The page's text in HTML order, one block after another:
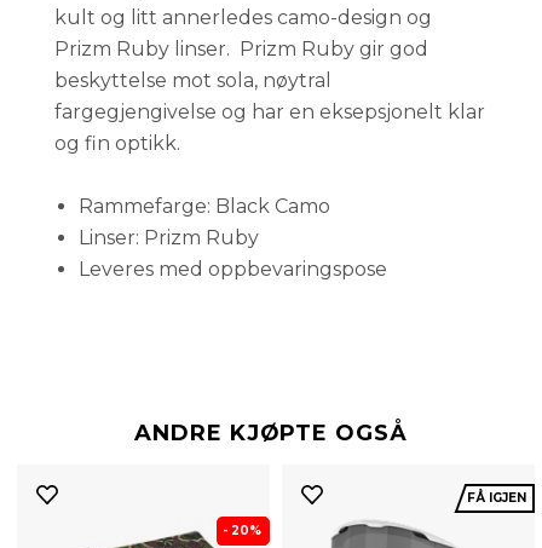
kult og litt annerledes camo-design og
Prizm Ruby linser. Prizm Ruby gir god
beskyttelse mot sola, nøytral
fargegjengivelse og har en eksepsjonelt klar
og fin optikk.
Rammefarge: Black Camo
Linser: Prizm Ruby
Leveres med oppbevaringspose
ANDRE KJØPTE OGSÅ
- 20%
FÅ IGJEN